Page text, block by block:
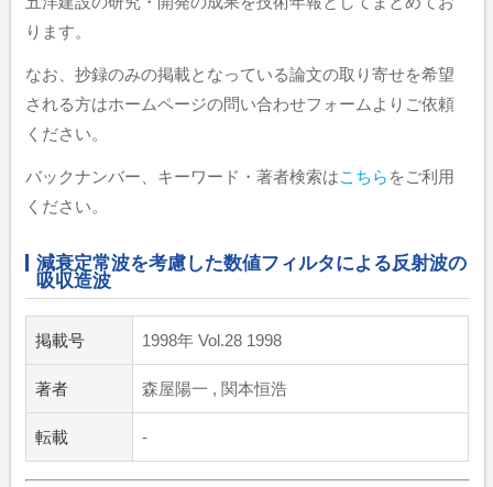
ります。
なお、抄録のみの掲載となっている論文の取り寄せを希望
される方はホームページの問い合わせフォームよりご依頼
ください。
バックナンバー、キーワード・著者検索はこちら をご利用
ください。
減衰定常波を考慮した数値フィルタによる反射波の
吸収造波
掲載号 1998年 Vol.28 1998
著者 森屋陽一 , 関本恒浩
転載 -